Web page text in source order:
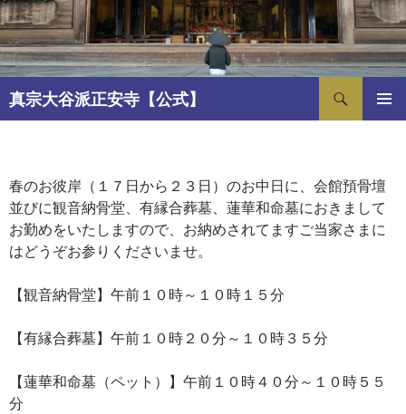
コ
ン
テ
ン
ツ
へ
ッ
プ
真宗大谷派正安寺【公式】
検
索
春のお彼岸お中日（３月２
０日）読経のお知らせ
2026年3月3日 SHOANJI
春のお彼岸（１７日から２３日）のお中日に、会館預骨壇
並びに観音納骨堂、有縁合葬墓、蓮華和命墓におきまして
お勤めをいたしますので、お納めされてますご当家さまに
はどうぞお参りくださいませ。
【観音納骨堂】午前１０時～１０時１５分
【有縁合葬墓】午前１０時２０分～１０時３５分
【蓮華和命墓（ペット）】午前１０時４０分～１０時５５
分